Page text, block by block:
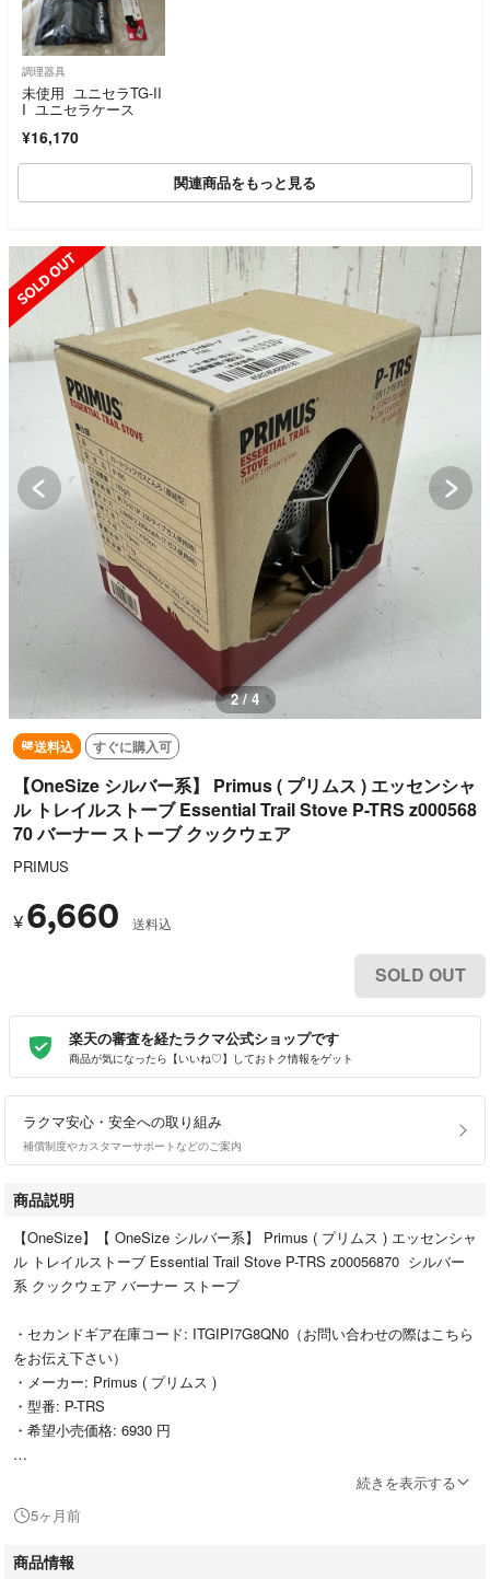
調理器具
未使用 ユニセラTG-II
I ユニセラケース
¥16,170
関連商品をもっと見る
SOLD OUT
3 / 4
送料込 すぐに購入可
【OneSize シルバー系】 Primus ( プリムス ) エッセンシャ
ル トレイルストーブ Essential Trail Stove P-TRS z000568
70 バーナー ストーブ クックウェア
PRIMUS
¥ 6,660 送料込
SOLD OUT
楽天の審査を経たラクマ公式ショップです
商品が気になったら【いいね♡】しておトク情報をゲット
ラクマ安心・安全への取り組み
補償制度やカスタマーサポートなどのご案内
商品説明
【OneSize】【 OneSize シルバー系】 Primus ( プリムス ) エッセンシャ
ル トレイルストーブ Essential Trail Stove P-TRS z00056870 シルバー
系 クックウェア バーナー ストーブ
・セカンドギア在庫コード: ITGIPI7G8QN0（お問い合わせの際はこちら
をお伝え下さい）
・メーカー: Primus ( プリムス )
・型番: P-TRS
・希望小売価格: 6930 円
・代表サイズ: OneSize
■カラー
続きを表示する
5ヶ月前
商品情報